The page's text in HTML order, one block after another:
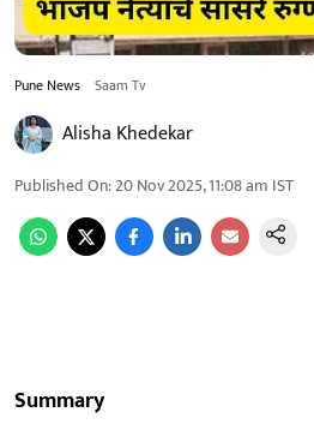
Pune News Saam Tv
Alisha Khedekar
Published On:20 Nov 2025, 11:08 am IST
Summary